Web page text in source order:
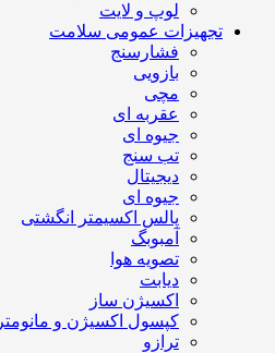
لوپ و لایت
تجهیزات عمومی سلامت
فشارسنج
بازویی
مچی
عقربه ای
جیوه ای
تب سنج
دیجیتال
جیوه ای
پالس اکسیمتر انگشتی
آمبوبگ
تصویه هوا
دیابت
اکسیژن ساز
کپسول اکسیژن و مانومتر
ترازو